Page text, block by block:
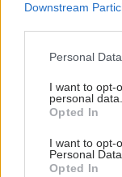
Downstream
Please note that
not limited to your
grant or deny
use your data for
consent section.
Personal
I want to opt-
personal data.
Opted In
I want to opt-
Personal Data.
Opted In